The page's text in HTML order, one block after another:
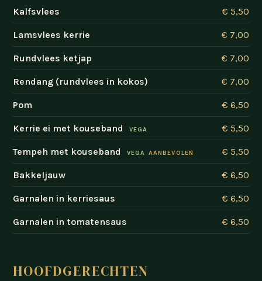
Kalfsvlees € 5,50
Lamsvlees kerrie € 7,00
Rundvlees ketjap € 7,00
Rendang (rundvlees in kokos) € 7,00
Pom € 6,50
Kerrie ei met kouseband VEGA € 5,50
Tempeh met kouseband VEGA AANBEVOLEN € 5,50
Bakkeljauw € 6,50
Garnalen in kerriesaus € 6,50
Garnalen in tomatensaus € 6,50
HOOFDGERECHTEN